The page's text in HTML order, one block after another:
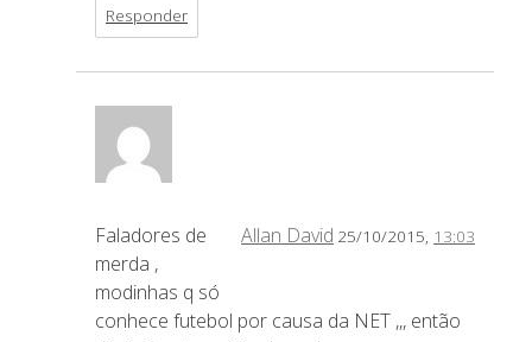
Responder
Allan David 25/10/2015, 13:03
Faladores de
merda ,
modinhas q só
conhece futebol por causa da NET ,,, então